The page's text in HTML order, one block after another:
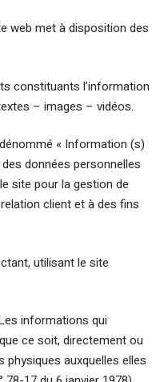
web met à disposition des
constituants l’information
– images – vidéos.
« Information (s)
données personnelles
site pour la gestion de
client et à des fins
utilisant le site
informations qui
ce soit, directement ou
physiques auxquelles elles